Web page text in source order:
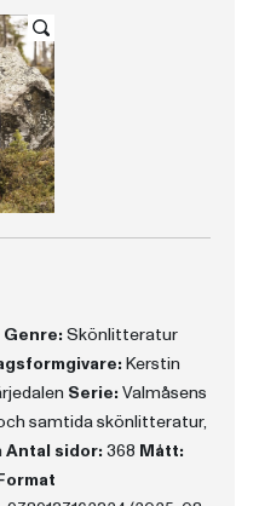
Genre: Skönlitteratur
Kerstin
Serie: Valmåsens
samtida skönlitteratur,
Antal sidor: 368 Mått: